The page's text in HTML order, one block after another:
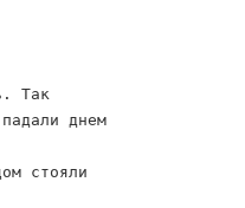
Так
днем
стояли